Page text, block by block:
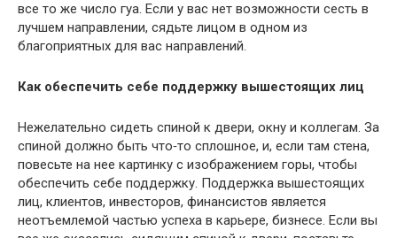
все то же число гуа. Если у вас нет возможности сесть в
лучшем направлении, сядьте лицом в одном из
благоприятных для вас направлений.
Как обеспечить себе поддержку вышестоящих лиц
Нежелательно сидеть спиной к двери, окну и коллегам. За
спиной должно быть что‑то сплошное, и, если там стена,
повесьте на нее картинку с изображением горы, чтобы
обеспечить себе поддержку. Поддержка вышестоящих
лиц, клиентов, инвесторов, финансистов является
неотъемлемой частью успеха в карьере, бизнесе. Если вы